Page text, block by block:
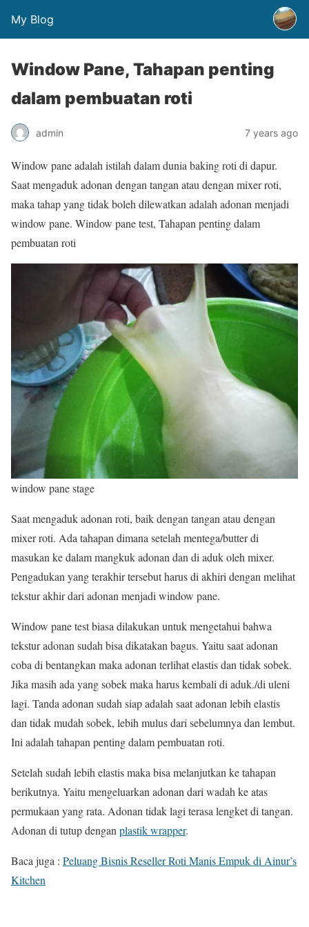
My Blog
Window Pane, Tahapan penting
dalam pembuatan roti
admin 7 years ago
Window pane adalah istilah dalam dunia baking roti di dapur.
Saat mengaduk adonan dengan tangan atau dengan mixer roti,
maka tahap yang tidak boleh dilewatkan adalah adonan menjadi
window pane. Window pane test, Tahapan penting dalam
pembuatan roti
window pane stage
Saat mengaduk adonan roti, baik dengan tangan atau dengan
mixer roti. Ada tahapan dimana setelah mentega/butter di
masukan ke dalam mangkuk adonan dan di aduk oleh mixer.
Pengadukan yang terakhir tersebut harus di akhiri dengan melihat
tekstur akhir dari adonan menjadi window pane.
Window pane test biasa dilakukan untuk mengetahui bahwa
tekstur adonan sudah bisa dikatakan bagus. Yaitu saat adonan
coba di bentangkan maka adonan terlihat elastis dan tidak sobek.
Jika masih ada yang sobek maka harus kembali di aduk./di uleni
lagi. Tanda adonan sudah siap adalah saat adonan lebih elastis
dan tidak mudah sobek, lebih mulus dari sebelumnya dan lembut.
Ini adalah tahapan penting dalam pembuatan roti.
Setelah sudah lebih elastis maka bisa melanjutkan ke tahapan
berikutnya. Yaitu mengeluarkan adonan dari wadah ke atas
permukaan yang rata. Adonan tidak lagi terasa lengket di tangan.
Adonan di tutup dengan plastik wrapper.
Baca juga : Peluang Bisnis Reseller Roti Manis Empuk di Ainur’s
Kitchen